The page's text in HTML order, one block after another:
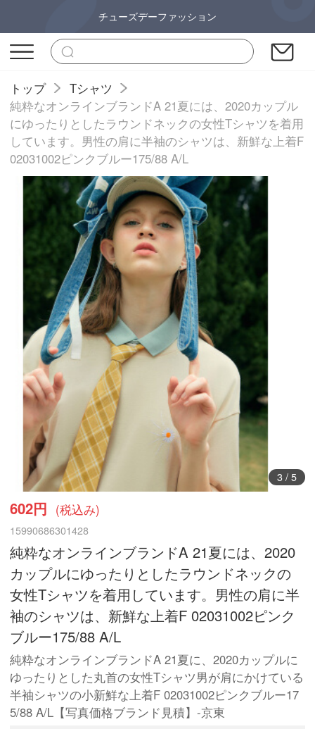
チューズデーファッション
トップ
Tシャツ
純粋なオンラインブランドA 21夏には、2020カップル
にゆったりとしたラウンドネックの女性Tシャツを着用
しています。男性の肩に半袖のシャツは、新鮮な上着F
02031002ピンクブルー175/88 A/L
3/ 5
602円 (税込み)
15990686301428
純粋なオンラインブランドA 21夏には、2020
カップルにゆったりとしたラウンドネックの
女性Tシャツを着用しています。男性の肩に半
袖のシャツは、新鮮な上着F 02031002ピンク
ブルー175/88 A/L
純粋なオンラインブランドA 21夏に、2020カップルに
ゆったりとした丸首の女性Tシャツ男が肩にかけている
半袖シャツの小新鮮な上着F 02031002ピンクブルー17
5/88 A/L【写真価格ブランド見積】-京東